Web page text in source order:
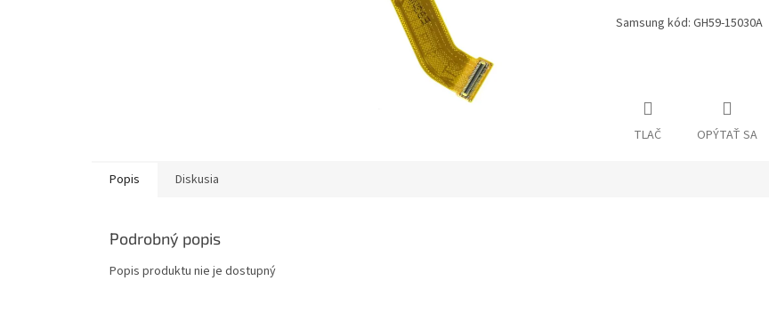
Samsung kód: GH59-15030A
TLAČ OPÝTAŤ SA
Popis Diskusia
Podrobný popis
Popis produktu nie je dostupný